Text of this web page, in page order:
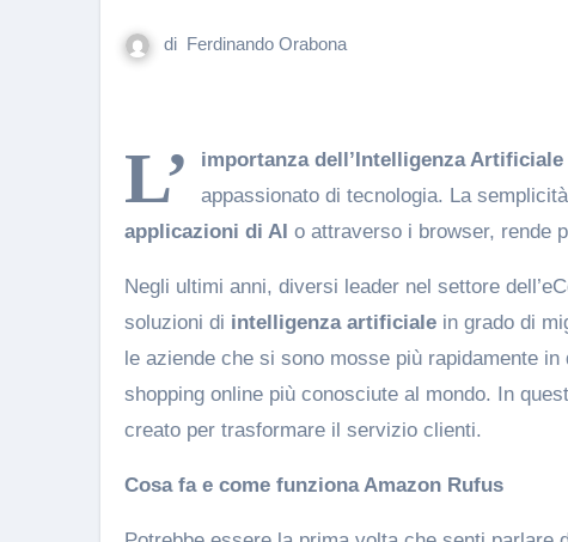
di Ferdinando Orabona
L’ importanza dell’Intelligenza
appassionato di tecnologia. La
applicazioni di AI o attraverso i browser, rende
Negli ultimi anni, diversi leader nel settore
soluzioni di intelligenza artificiale in grado di
le aziende che si sono mosse più rapidamente
shopping online più conosciute al mondo. In
creato per trasformare il servizio clienti.
Cosa fa e come funziona Amazon Rufus